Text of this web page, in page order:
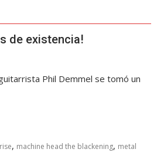
de existencia!
Phil Demmel se tomó un
, machine head the blackening, metal